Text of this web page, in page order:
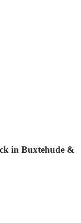
in Buxtehude &